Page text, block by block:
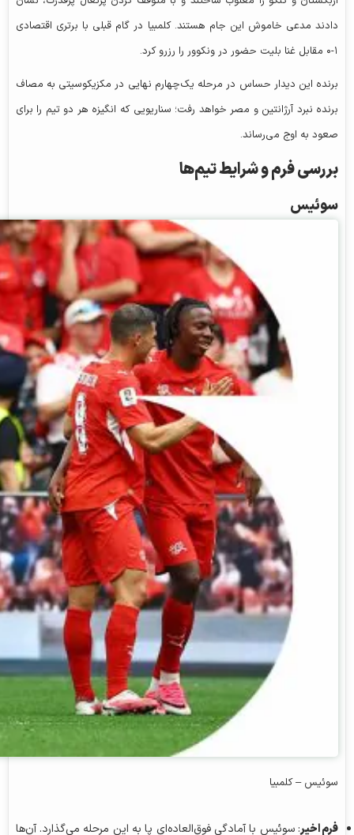
دادند مدعی خاموش این جام هستند. کلمبیا در گام قبلی با برتری اقتصادی
۱-۰ مقابل غنا بلیت حضور در ونکوور را رزرو کرد.
برنده این دیدار حساس در مرحله یک‌چهارم نهایی در مکزیکوسیتی به مصاف
برنده نبرد آرژانتین و مصر خواهد رفت؛ سناریویی که انگیزه هر دو تیم را برای
صعود به اوج می‌رساند.
بررسی فرم و شرایط تیم‌ها
سوئیس
سوئیس – کلمبیا
فرم اخیر: سوئیس با آمادگی فوق‌العاده‌ای پا به این مرحله می‌گذارد. آن‌ها